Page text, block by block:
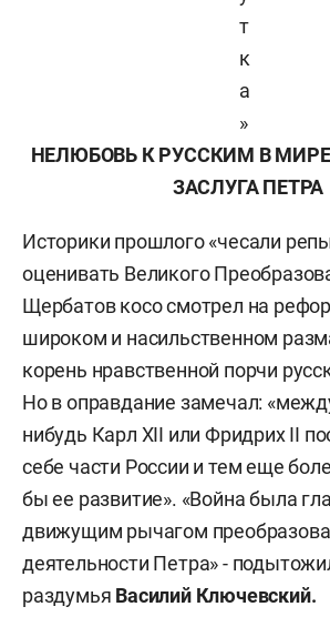
т
к
а
»
НЕЛЮБОВЬ К РУССКИМ В
ЗАСЛУГА ПЕТРА
Историки прошлого «чесали
оценивать Великого
Щербатов косо смотрел на
широком и насильственном
корень нравственной порчи
Но в оправдание замечал:
нибудь Карл XII или Фридрих II
себе части России и тем еще
бы ее развитие». «Война была
движущим рычагом
деятельности Петра» -
раздумья Василий Ключевский.